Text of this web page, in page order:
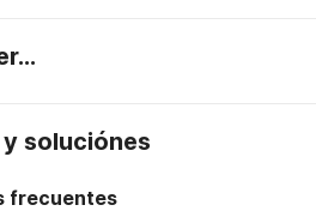
soluciónes
frecuentes